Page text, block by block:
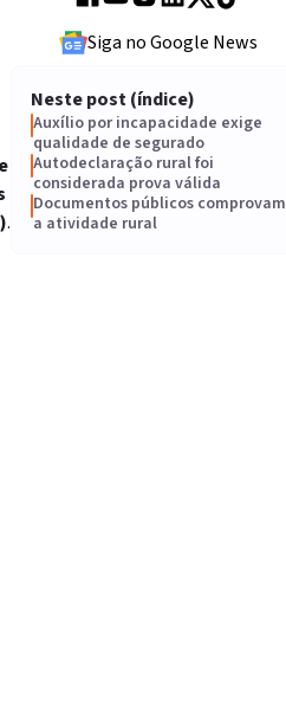
.
Siga no Google News
Neste post (índice)
Auxílio por incapacidade exige
qualidade de segurado
Autodeclaração rural foi
considerada prova válida
Documentos públicos comprovam
a atividade rural